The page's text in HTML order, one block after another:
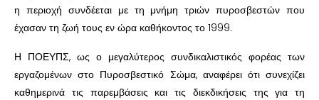
η περιοχή συνδέεται με τη μνήμη τριών πυροσβεστών που
έχασαν τη ζωή τους εν ώρα καθήκοντος το 1999.
Η ΠΟΕΥΠΣ, ως ο μεγαλύτερος συνδικαλιστικός φορέας των
εργαζομένων στο Πυροσβεστικό Σώμα, αναφέρει ότι συνεχίζει
καθημερινά τις παρεμβάσεις και τις διεκδικήσεις της για τη